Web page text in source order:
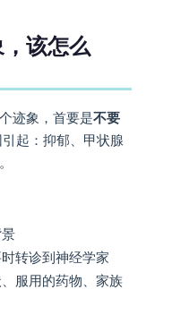
该怎么
迹象，首要是不要
起：抑郁、甲状腺
转诊到神经学家
服用的药物、家族